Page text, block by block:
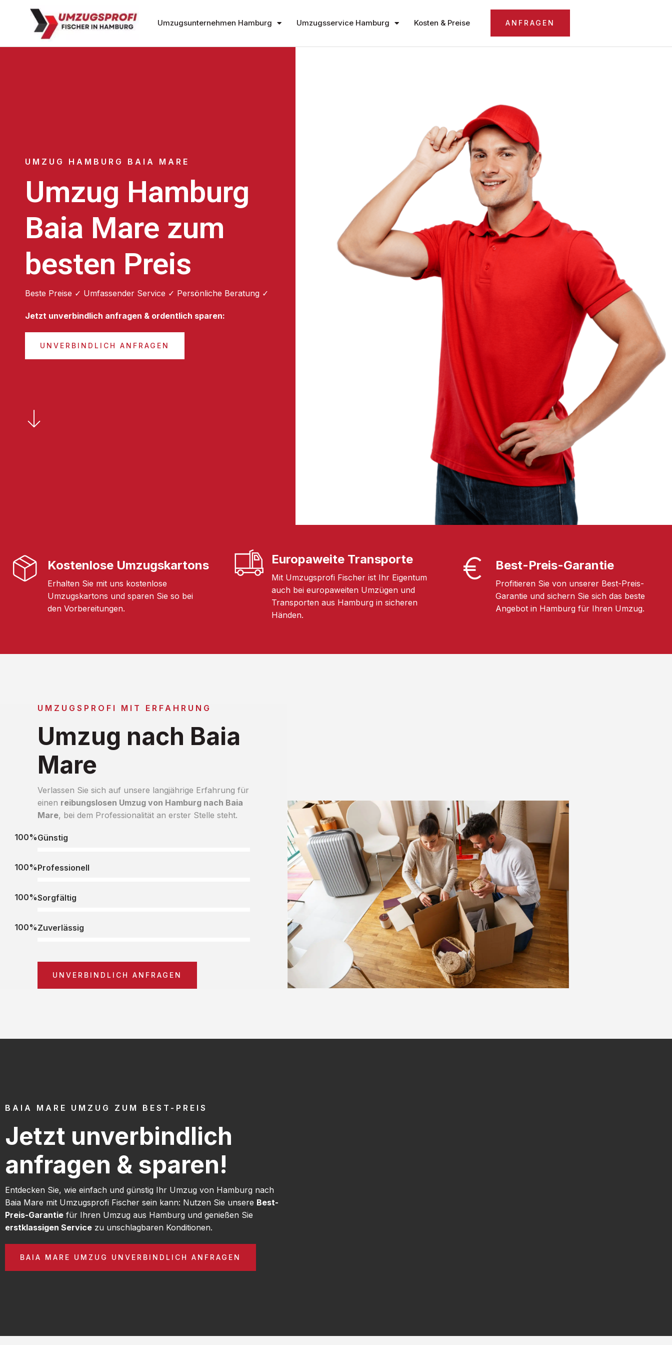
Umzugsunternehmen Hamburg Umzugsservice Hamburg Kosten & Preise ANFRAGEN
UMZUG HAMBURG BAIA MARE
Umzug Hamburg
Baia Mare zum
besten Preis
Beste Preise ✓ Umfassender Service ✓ Persönliche Beratung ✓
Jetzt unverbindlich anfragen & ordentlich sparen:
UNVERBINDLICH ANFRAGEN
Kostenlose Umzugskartons
Erhalten Sie mit uns kostenlose
Umzugskartons und sparen Sie so bei
den Vorbereitungen.
Europaweite Transporte
Mit Umzugsprofi Fischer ist Ihr Eigentum
auch bei europaweiten Umzügen und
Transporten aus Hamburg in sicheren
Händen.
Best-Preis-Garantie
Profitieren Sie von unserer Best-Preis-
Garantie und sichern Sie sich das beste
Angebot in Hamburg für Ihren Umzug.
UMZUGSPROFI MIT ERFAHRUNG
Umzug nach Baia
Mare
Verlassen Sie sich auf unsere langjährige Erfahrung für
einen reibungslosen Umzug von Hamburg nach Baia
Mare, bei dem Professionalität an erster Stelle steht.
Günstig
100%
Professionell
100%
Sorgfältig
100%
Zuverlässig
100%
UNVERBINDLICH ANFRAGEN
BAIA MARE UMZUG ZUM BEST-PREIS
Jetzt unverbindlich
anfragen & sparen!
Entdecken Sie, wie einfach und günstig Ihr Umzug von Hamburg nach
Baia Mare mit Umzugsprofi Fischer sein kann: Nutzen Sie unsere Best-
Preis-Garantie für Ihren Umzug aus Hamburg und genießen Sie
erstklassigen Service zu unschlagbaren Konditionen.
BAIA MARE UMZUG UNVERBINDLICH ANFRAGEN